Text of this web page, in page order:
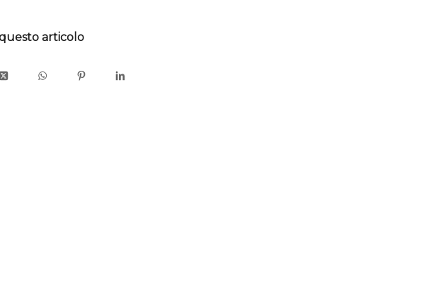
articolo